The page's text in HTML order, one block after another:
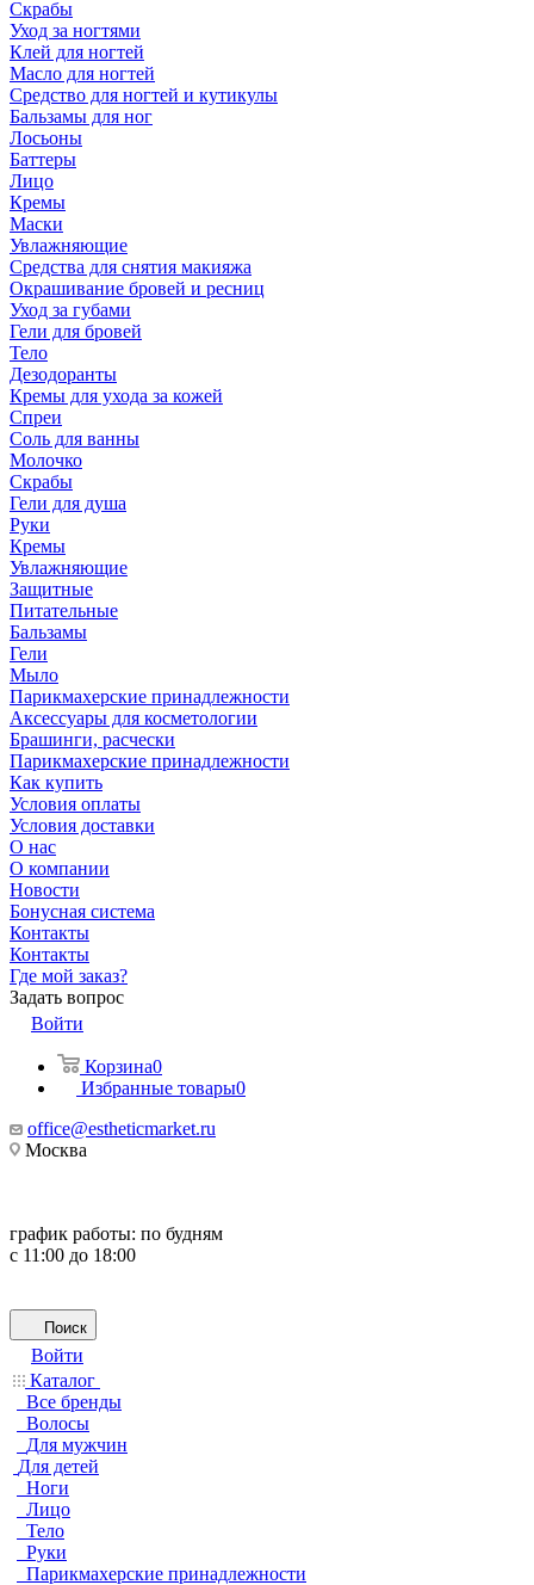
Скрабы
Уход за ногтями
Клей для ногтей
Масло для ногтей
Средство для ногтей и кутикулы
Бальзамы для ног
Лосьоны
Баттеры
Лицо
Кремы
Маски
Увлажняющие
Средства для снятия макияжа
Окрашивание бровей и ресниц
Уход за губами
Гели для бровей
Тело
Дезодоранты
Кремы для ухода за кожей
Спреи
Соль для ванны
Молочко
Скрабы
Гели для душа
Руки
Кремы
Увлажняющие
Защитные
Питательные
Бальзамы
Гели
Мыло
Парикмахерские принадлежности
Аксессуары для косметологии
Брашинги, расчески
Парикмахерские принадлежности
Как купить
Условия оплаты
Условия доставки
О нас
О компании
Новости
Бонусная система
Контакты
Контакты
Где мой заказ?
Задать вопрос
Войти
Корзина0
Избранные товары0
office@estheticmarket.ru
Москва
график работы: по будням
с 11:00 до 18:00
Поиск
Войти
Каталог
Все бренды
Волосы
Для мужчин
Для детей
Ноги
Лицо
Тело
Руки
Парикмахерские принадлежности